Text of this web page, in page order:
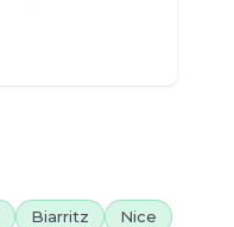
Biarritz
Nice